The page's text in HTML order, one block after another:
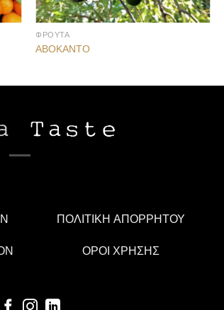
ΦΡΟΥΤΑ
ΑΒΟΚΑΝΤΟ
ΠΟΛΙΤΙΚΗ ΑΠΟΡΡΗΤΟΥ
ΟΡΟΙ ΧΡΗΣΗΣ